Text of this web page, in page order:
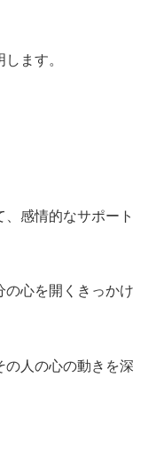
ます。
感情的なサポート
の心を開くきっかけ
の人の心の動きを深